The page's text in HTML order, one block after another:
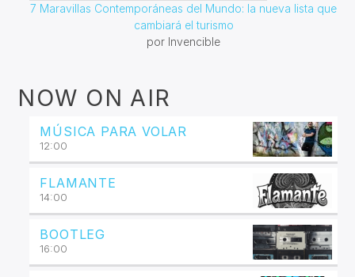
7 Maravillas Contemporáneas del Mundo: la nueva lista que
cambiará el turismo
por Invencible
NOW ON AIR
MÚSICA PARA VOLAR
12:00
FLAMANTE
14:00
BOOTLEG
16:00